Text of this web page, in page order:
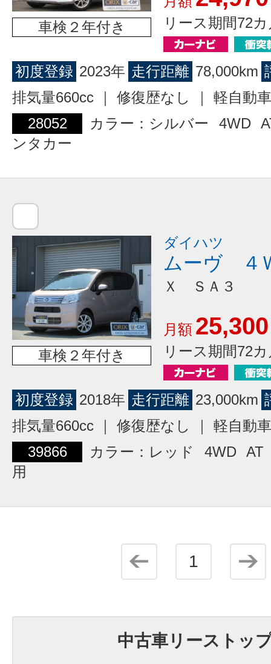
車検２年付き リース期間72
初度登録 2023年 走行距離 78,000km
排気量660cc ｜ 修復歴なし ｜ 軽自動車
28052
カラー：シルバー 4WD
ンタカー
車検２年付き
ダイハツ
ムーヴ ４
Ｘ ＳＡ３
月額 25,300
リース期間72
初度登録 2018年 走行距離 23,000km
排気量660cc ｜ 修復歴なし ｜ 軽自動車
39866
カラー：レッド 4WD AT
用
1
中古車リーストッ